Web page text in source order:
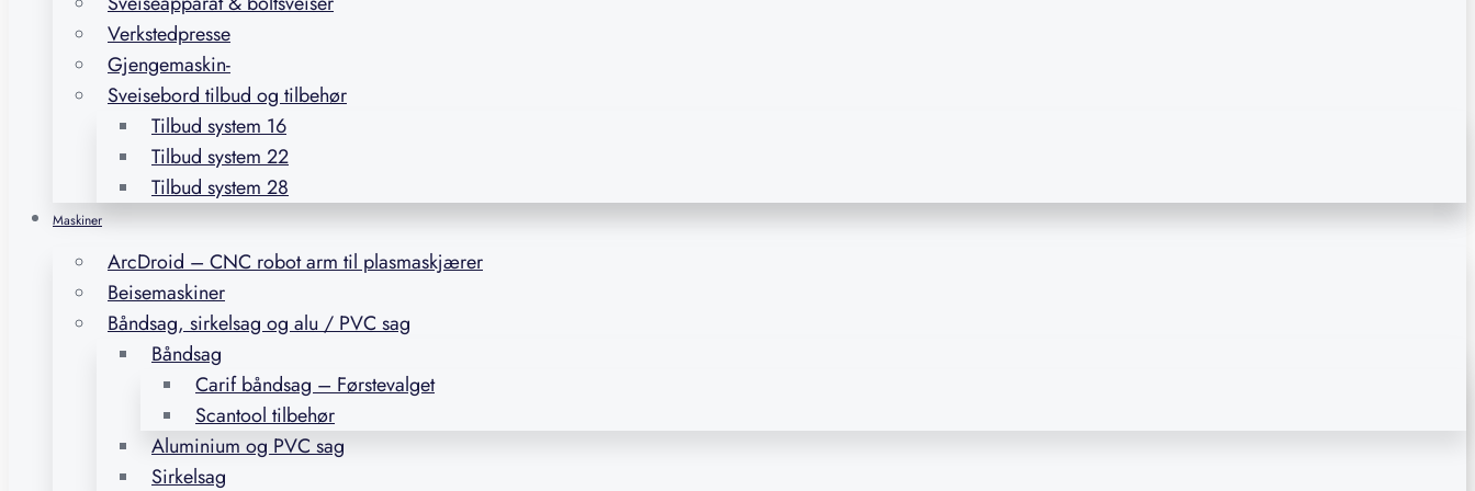
Verkstedpresse
Gjengemaskin-
Sveisebord tilbud og tilbehør
Tilbud system 16
Tilbud system 22
Tilbud system 28
Maskiner
ArcDroid – CNC robot arm til plasmaskjærer
Beisemaskiner
Båndsag, sirkelsag og alu / PVC sag
Båndsag
Carif båndsag – Førstevalget
Scantool tilbehør
Aluminium og PVC sag
Sirkelsag